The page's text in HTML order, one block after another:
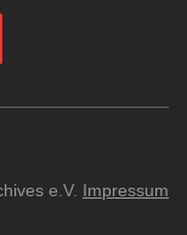
e.V. Impressum